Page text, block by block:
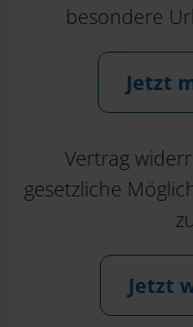
besondere
Jetzt
Vertrag
gesetzliche
Jetzt